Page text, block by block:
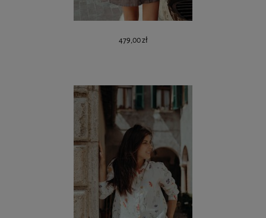
479,00 zł